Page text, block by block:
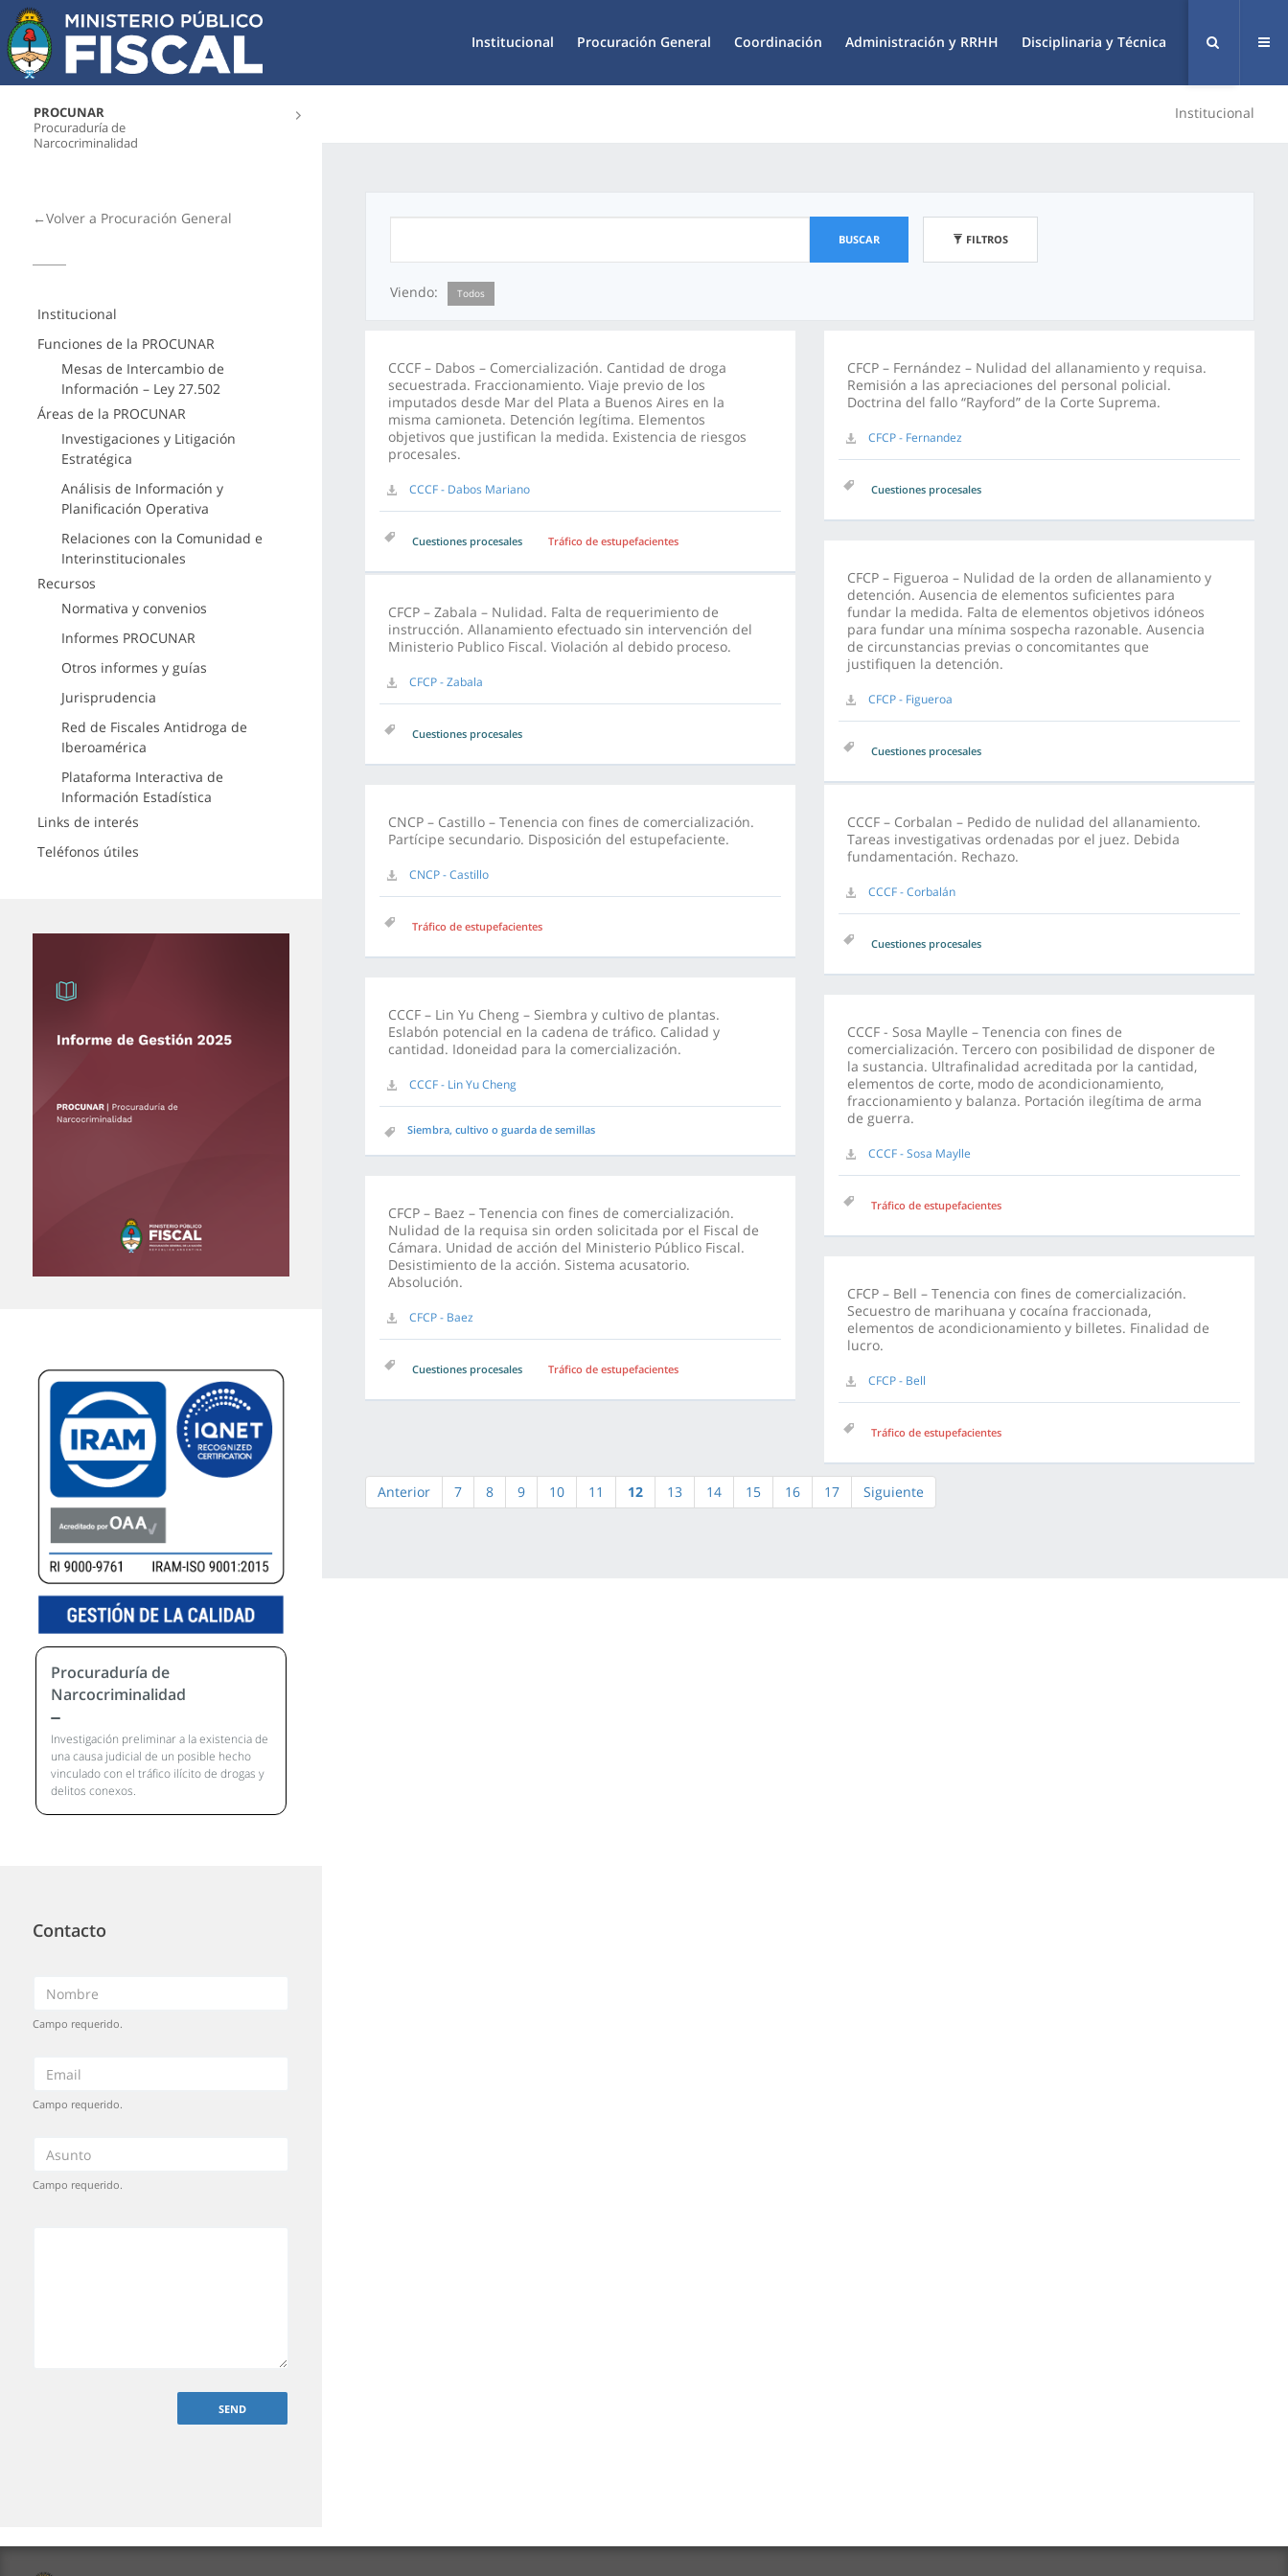
Institucional Procuración General Coordinación Administración y RRHH Disciplinaria y Técnica
PROCUNAR
Procuraduría de
Narcocriminalidad
Institucional
←Volver a Procuración General
Institucional
Funciones de la PROCUNAR
Mesas de Intercambio de
Información – Ley 27.502
Áreas de la PROCUNAR
Investigaciones y Litigación
Estratégica
Análisis de Información y
Planificación Operativa
Relaciones con la Comunidad e
Interinstitucionales
Recursos
Normativa y convenios
Informes PROCUNAR
Otros informes y guías
Jurisprudencia
Red de Fiscales Antidroga de
Iberoamérica
Plataforma Interactiva de
Información Estadística
Links de interés
Teléfonos útiles
Procuraduría de
Narcocriminalidad
Investigación preliminar a la existencia de
una causa judicial de un posible hecho
vinculado con el tráfico ilícito de drogas y
delitos conexos.
Contacto
Campo requerido.
Campo requerido.
Campo requerido.
BUSCAR FILTROS
Viendo: Todos
CCCF – Dabos – Comercialización. Cantidad de droga
secuestrada. Fraccionamiento. Viaje previo de los
imputados desde Mar del Plata a Buenos Aires en la
misma camioneta. Detención legítima. Elementos
objetivos que justifican la medida. Existencia de riesgos
procesales.
CCCF - Dabos Mariano
Cuestiones procesales Tráfico de estupefacientes
CFCP – Fernández – Nulidad del allanamiento y requisa.
Remisión a las apreciaciones del personal policial.
Doctrina del fallo “Rayford” de la Corte Suprema.
CFCP - Fernandez
Cuestiones procesales
CFCP – Figueroa – Nulidad de la orden de allanamiento y
detención. Ausencia de elementos suficientes para
fundar la medida. Falta de elementos objetivos idóneos
para fundar una mínima sospecha razonable. Ausencia
de circunstancias previas o concomitantes que
justifiquen la detención.
CFCP - Figueroa
Cuestiones procesales
CFCP – Zabala – Nulidad. Falta de requerimiento de
instrucción. Allanamiento efectuado sin intervención del
Ministerio Publico Fiscal. Violación al debido proceso.
CFCP - Zabala
Cuestiones procesales
CNCP – Castillo – Tenencia con fines de comercialización.
Partícipe secundario. Disposición del estupefaciente.
CNCP - Castillo
Tráfico de estupefacientes
CCCF – Corbalan – Pedido de nulidad del allanamiento.
Tareas investigativas ordenadas por el juez. Debida
fundamentación. Rechazo.
CCCF - Corbalán
Cuestiones procesales
CCCF – Lin Yu Cheng – Siembra y cultivo de plantas.
Eslabón potencial en la cadena de tráfico. Calidad y
cantidad. Idoneidad para la comercialización.
CCCF - Lin Yu Cheng
Siembra, cultivo o guarda de semillas
CCCF - Sosa Maylle – Tenencia con fines de
comercialización. Tercero con posibilidad de disponer de
la sustancia. Ultrafinalidad acreditada por la cantidad,
elementos de corte, modo de acondicionamiento,
fraccionamiento y balanza. Portación ilegítima de arma
de guerra.
CCCF - Sosa Maylle
Tráfico de estupefacientes
CFCP – Baez – Tenencia con fines de comercialización.
Nulidad de la requisa sin orden solicitada por el Fiscal de
Cámara. Unidad de acción del Ministerio Público Fiscal.
Desistimiento de la acción. Sistema acusatorio.
Absolución.
CFCP - Baez
Cuestiones procesales Tráfico de estupefacientes
CFCP – Bell – Tenencia con fines de comercialización.
Secuestro de marihuana y cocaína fraccionada,
elementos de acondicionamiento y billetes. Finalidad de
lucro.
CFCP - Bell
Tráfico de estupefacientes
Anterior 7 8 9 10 11 12 13 14 15 16 17 Siguiente